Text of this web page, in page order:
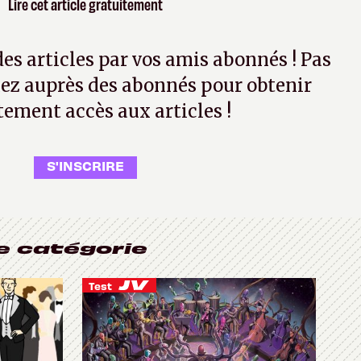
Lire cet article gratuitement
articles par vos amis abonnés ! Pas
auprès des abonnés pour obtenir
accès aux articles !
S'INSCRIRE
catégorie
Test